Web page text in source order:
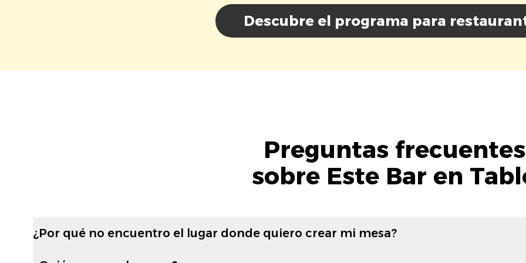
Descubre el programa para
Preguntas frecuentes
sobre Este Bar en
¿Por qué no encuentro el lugar donde quiero crear mi mesa?